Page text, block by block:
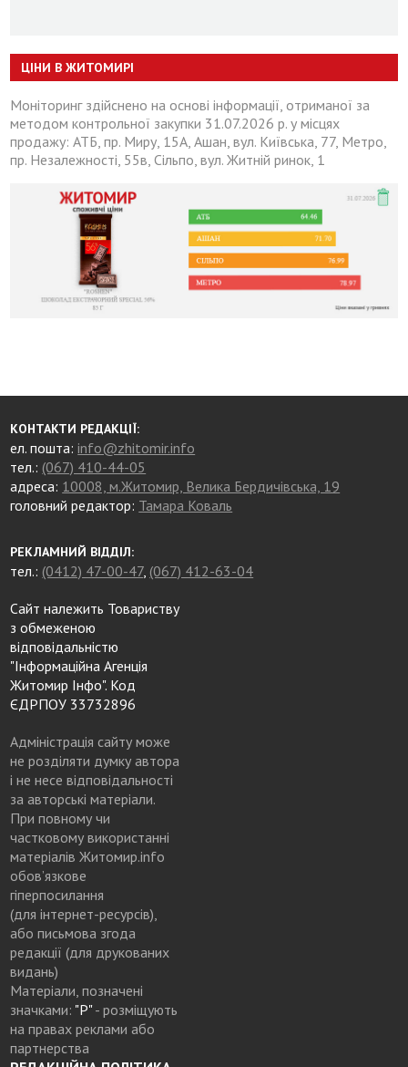
ЦІНИ В ЖИТОМИРІ
Моніторинг здійснено на основі інформації, отриманої за
методом контрольної закупки 31.07.2026 р. у місцях
продажу: АТБ, пр. Миру, 15А, Ашан, вул. Київська, 77, Метро,
пр. Незалежності, 55в, Сільпо, вул. Житній ринок, 1
КОНТАКТИ РЕДАКЦІЇ:
ел. пошта:info@zhitomir.info
тел.: (067) 410-44-05
адреса: 10008, м.Житомир, Велика Бердичівська, 19
головний редактор: Тамара Коваль
РЕКЛАМНИЙ ВІДДІЛ:
тел.: (0412) 47-00-47, (067) 412-63-04
Сайт належить Товариству
з обмеженою
відповідальністю
"Інформаційна Агенція
Житомир Інфо". Код
ЄДРПОУ 33732896
Адміністрація сайту може
не розділяти думку автора
і не несе відповідальності
за авторські матеріали.
При повному чи
частковому використанні
матеріалів Житомир.info
обов’язкове
гіперпосилання
(для інтернет-ресурсів),
або письмова згода
редакції (для друкованих
видань)
Матеріали, позначені
значками: "Р"- розміщують
на правах реклами або
партнерства